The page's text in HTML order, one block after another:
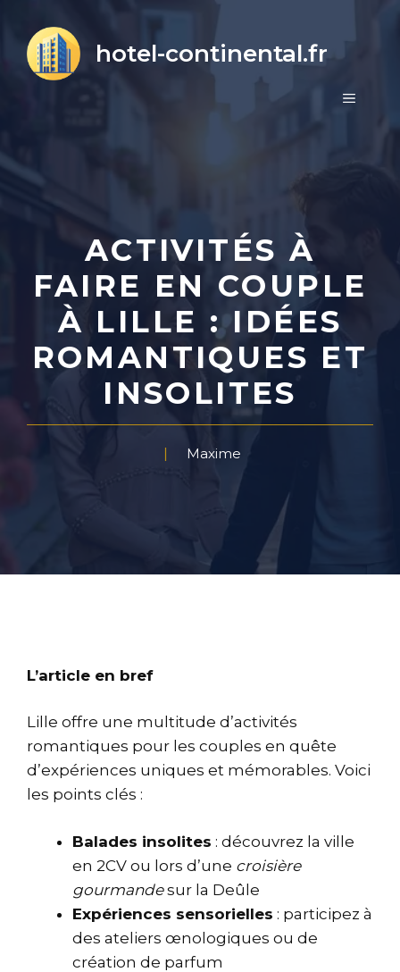
contenu
hotel-continental.fr
MENU
ACTIVITÉS À
FAIRE EN COUPLE
À LILLE : IDÉES
ROMANTIQUES ET
INSOLITES
Maxime
L’article en bref
Lille offre une multitude d’activités
romantiques pour les couples en quête
d’expériences uniques et mémorables. Voici
les points clés :
Balades insolites : découvrez la ville
en 2CV ou lors d’une croisière
gourmandesur la Deûle
Expériences sensorielles : participez à
des ateliers œnologiques ou de
création de parfum